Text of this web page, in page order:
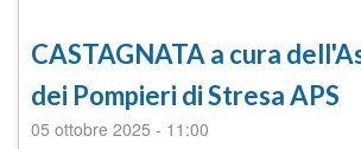
CASTAGNATA a cura
dei Pompieri di Stresa APS
05 ottobre 2025 - 11:00